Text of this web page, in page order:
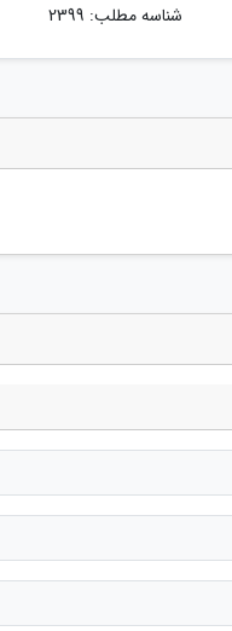
شناسه مطلب: 2399